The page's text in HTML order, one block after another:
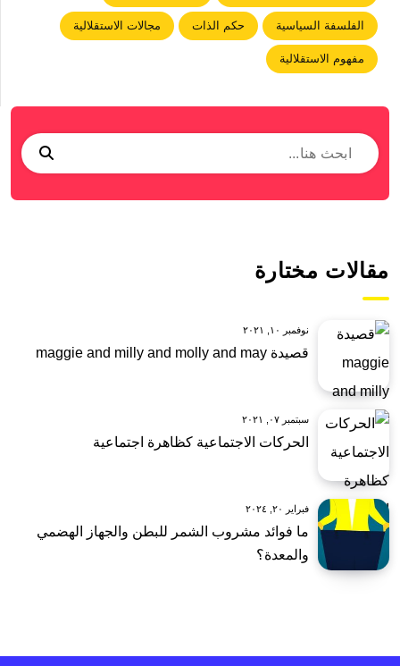
الفلسفة السياسية حكم الذات مجالات الاستقلالية
مفهوم الاستقلالية
مقالات مختارة
نوفمبر ١٠, ٢٠٢١
قصيدة maggie and milly and molly and may
سبتمبر ٠٧, ٢٠٢١
الحركات الاجتماعية كظاهرة اجتماعية
فبراير ٢٠, ٢٠٢٤
ما فوائد مشروب الشمر للبطن والجهاز الهضمي
والمعدة؟